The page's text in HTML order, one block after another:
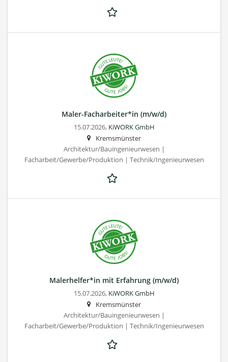
Maler-Facharbeiter*in (m/w/d)
15.07.2026, KiWORK GmbH
Kremsmünster
Architektur/Bauingenieurwesen |
Facharbeit/Gewerbe/Produktion | Technik/Ingenieurwesen
Malerhelfer*in mit Erfahrung (m/w/d)
15.07.2026, KiWORK GmbH
Kremsmünster
Architektur/Bauingenieurwesen |
Facharbeit/Gewerbe/Produktion | Technik/Ingenieurwesen